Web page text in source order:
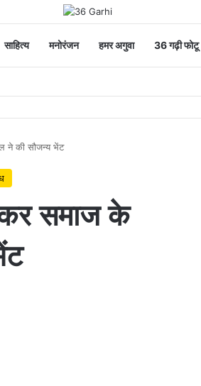
साहित्य मनोरंजन हमर अगुवा 36 गढ़ी फोटू
ने की सौजन्य भेंट
समाज के